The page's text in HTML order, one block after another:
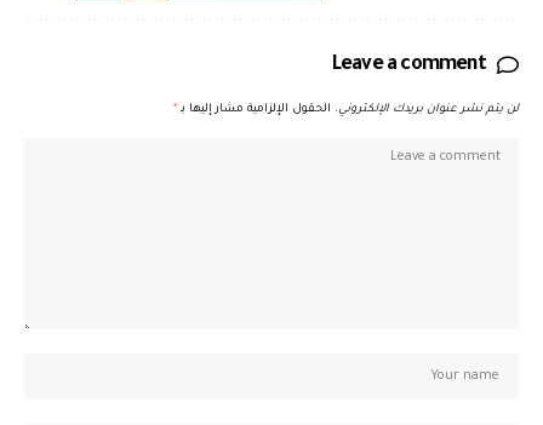
Leave a comment
لن يتم نشر عنوان بريدك الإلكتروني. الحقول الإلزامية مشار إليها بـ *